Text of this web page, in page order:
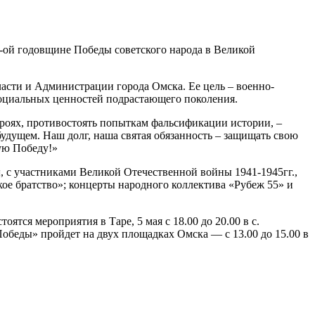
годовщине Победы советского народа в Великой
и Администрации города Омска. Ее цель – военно-
ценностей подрастающего поколения.
противостоять попыткам фальсификации истории, –
Наш долг, наша святая обязанность – защищать свою
Победу!»
участниками Великой Отечественной войны 1941-1945гг.,
братство»; концерты народного коллектива «Рубеж 55» и
мероприятия в Таре, 5 мая с 18.00 до 20.00 в с.
пройдет на двух площадках Омска — с 13.00 до 15.00 в